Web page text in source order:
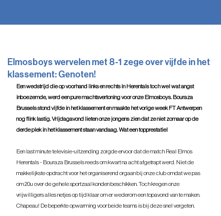
Elmosboys wervelen met 8-1 zege over vijfde in het
klassement: Genoten!
Een wedstrijd die op voorhand links en rechts in Herentals toch wel wat angst
inboezemde, werd een pure machtsvertoning voor onze Elmosboys. Bouraza
Brussels stond vijfde in het klassement en maakte het vorige week FT Antwerpen
nog flink lastig. Vrijdagavond lieten onze jongens zien dat ze niet zomaar op de
derde plek in het klassement staan vandaag. Wat een topprestatie!
Een last minute televisie-uitzending zorgde ervoor dat de match Real Elmos
Herentals - Bouraza Brussels reeds om kwart na acht afgetrapt werd. Niet de
makkelijkste opdracht voor het organiserend orgaan bij onze club omdat we pas
om 20u over de gehele sportzaal konden beschikken. Toch kregen onze
vrijwilligers alles netjes op tijd klaar om er wederom een topavond van te maken.
Chapeau! De beperkte opwarming voor beide teams is bij deze snel vergeten.